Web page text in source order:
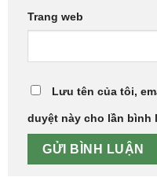
Trang web
Lưu tên của tôi,
duyệt này cho lần bình